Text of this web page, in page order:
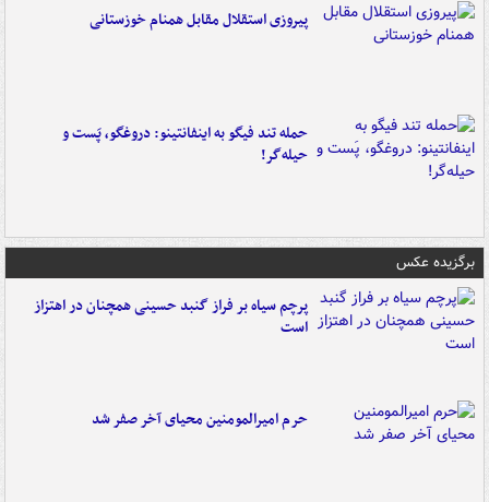
پیروزی استقلال مقابل همنام خوزستانی
حمله تند فیگو به اینفانتینو: دروغگو، پَست‌ و
حیله‌گر!
برگزیده عکس
پرچم سیاه بر فراز گنبد حسینی همچنان در اهتزاز
است
حرم امیرالمومنین محیای آخر صفر شد